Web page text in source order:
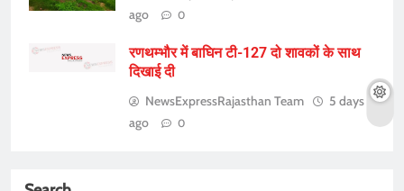
ago
0
रणथम्भौर में बाघिन टी-127 दो शावकों के साथ
दिखाई दी
NewsExpressRajasthan Team
5 days
ago
0